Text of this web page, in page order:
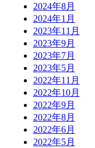
2024年8月
2024年1月
2023年11月
2023年9月
2023年7月
2023年5月
2022年11月
2022年10月
2022年9月
2022年8月
2022年6月
2022年5月